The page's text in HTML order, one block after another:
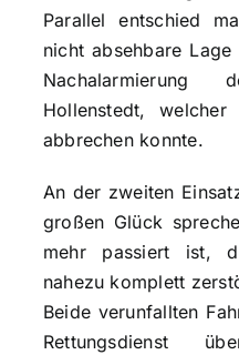
Parallel entschied
nicht absehbare
Nachalarmierung
Hollenstedt,
abbrechen konnte.
An der zweiten
großen Glück
mehr passiert ist,
nahezu komplett
Beide verunfallten
Rettungsdienst